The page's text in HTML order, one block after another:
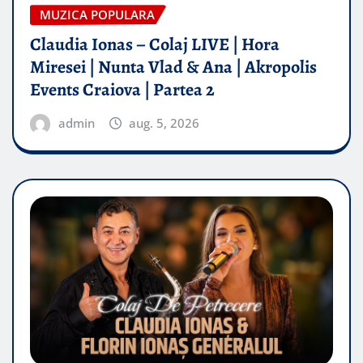
MUZICA POPULARA
Claudia Ionas – Colaj LIVE | Hora
Miresei | Nunta Vlad & Ana | Akropolis
Events Craiova | Partea 2
admin aug. 5, 2026